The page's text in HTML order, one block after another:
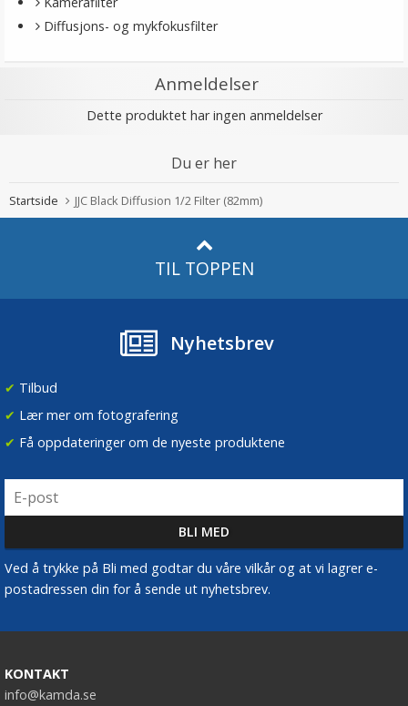
Diffusjons- og mykfokusfilter
Anmeldelser
Dette produktet har ingen anmeldelser
Du er her
Startside JJC Black Diffusion 1/2 Filter (82mm)
TIL TOPPEN
Nyhetsbrev
✔ Tilbud
✔ Lær mer om fotografering
✔ Få oppdateringer om de nyeste produktene
Ved å trykke på Bli med godtar du våre vilkår og at vi lagrer e-
postadressen din for å sende ut nyhetsbrev.
KONTAKT
info@kamda.se